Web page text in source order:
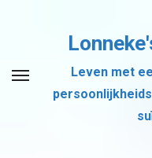
inhoud
Leven met